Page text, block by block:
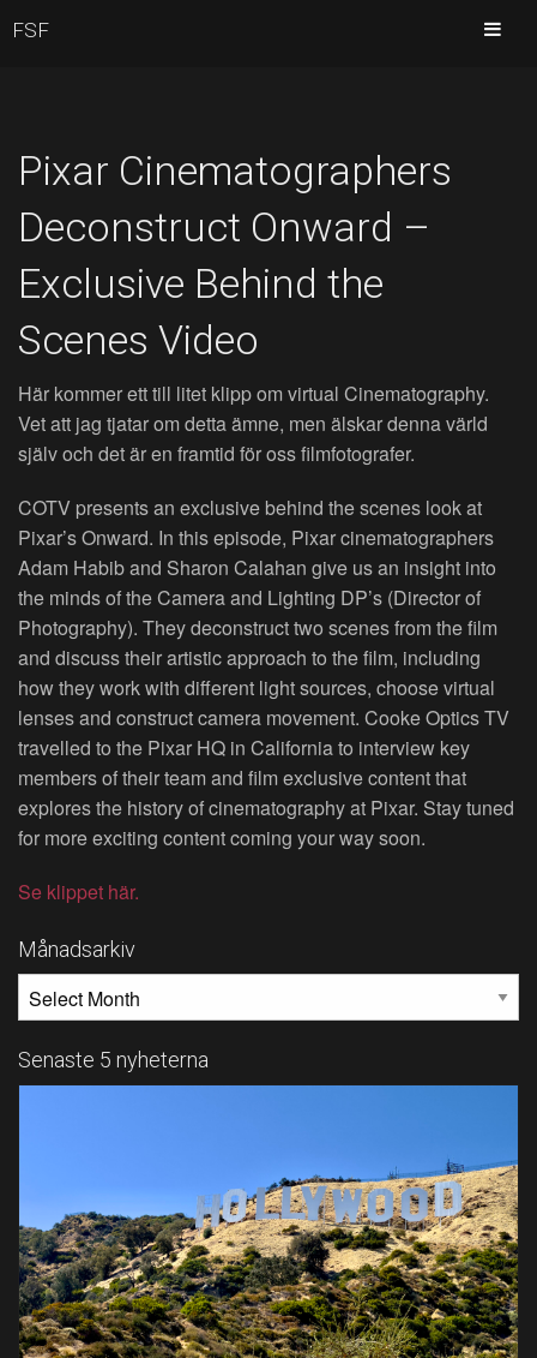
Pixar Cinematographers
Deconstruct Onward –
Exclusive Behind the
Scenes Video
Här kommer ett till litet klipp om virtual Cinematography.
Vet att jag tjatar om detta ämne, men älskar denna värld
själv och det är en framtid för oss filmfotografer.
COTV presents an exclusive behind the scenes look at
Pixar’s Onward. In this episode, Pixar cinematographers
Adam Habib and Sharon Calahan give us an insight into
the minds of the Camera and Lighting DP’s (Director of
Photography). They deconstruct two scenes from the film
and discuss their artistic approach to the film, including
how they work with different light sources, choose virtual
lenses and construct camera movement. Cooke Optics TV
travelled to the Pixar HQ in California to interview key
members of their team and film exclusive content that
explores the history of cinematography at Pixar. Stay tuned
for more exciting content coming your way soon.
Se klippet här.
Månadsarkiv
Senaste 5 nyheterna
FSF